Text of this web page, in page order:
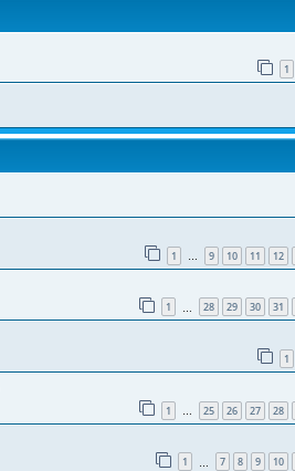
1
1 … 9 10 11 12
1 28 29 30 31
1
1 … 25 26 27 28
1 7 8 9 10